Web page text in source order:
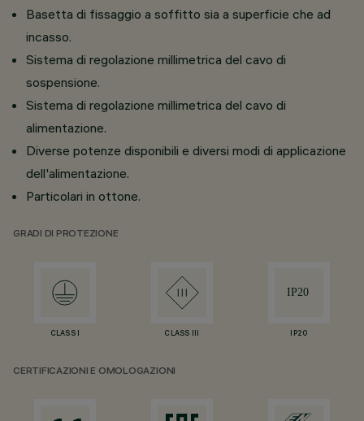
Basetta di fissaggio a soffitto sia a superficie che ad
incasso.
Sistema di regolazione millimetrica del cavo di
sospensione.
Sistema di regolazione millimetrica del cavo di
alimentazione.
Diverse potenze disponibili e diversi modi di applicazione
dell'alimentazione.
Particolari in ottone.
GRADI DI PROTEZIONE
CLASS I CLASS III IP20
CERTIFICAZIONI E OMOLOGAZIONI